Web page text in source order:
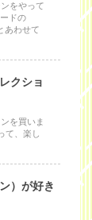
をやって
ドの
あわせて
クショ
を買いま
て、楽し
）が好き